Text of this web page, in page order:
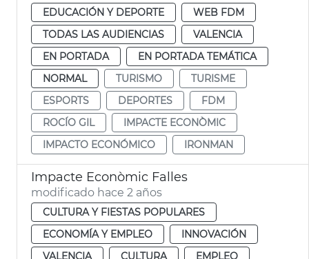
EDUCACIÓN Y DEPORTE
WEB FDM
TODAS LAS AUDIENCIAS
VALENCIA
EN PORTADA
EN PORTADA TEMÁTICA
NORMAL
TURISMO
TURISME
ESPORTS
DEPORTES
FDM
ROCÍO GIL
IMPACTE ECONÒMIC
IMPACTO ECONÓMICO
IRONMAN
Impacte Econòmic Falles
modificado hace 2 años
CULTURA Y FIESTAS POPULARES
ECONOMÍA Y EMPLEO
INNOVACIÓN
VALENCIA
CULTURA
EMPLEO